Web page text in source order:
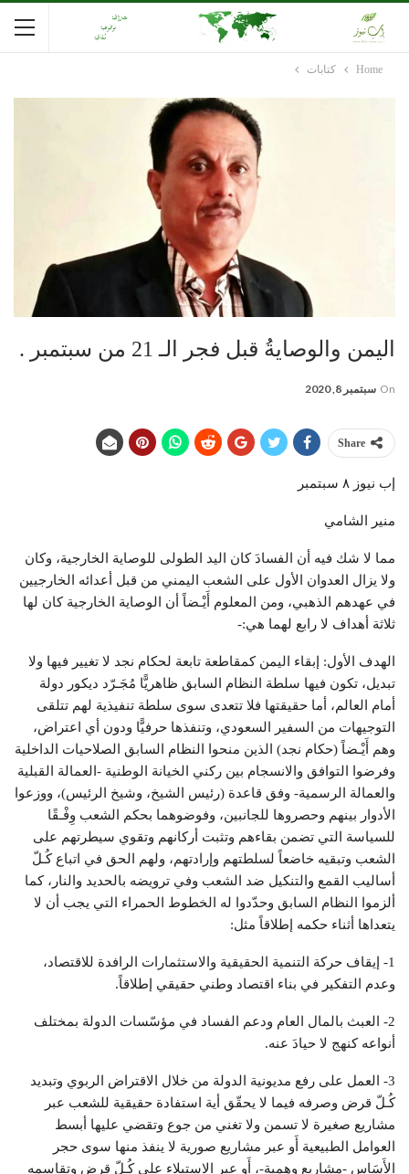
Home كتابات
اليمن والوصايةُ قبل فجر الـ 21 من سبتمبر .
On سبتمبر 8, 2020
Share
إب نيوز ٨ سبتمبر
منير الشامي
مما لا شك فيه أن الفسادَ كان اليد الطولى للوصاية الخارجية، وكان
ولا يزال العدوان الأول على الشعب اليمني من قبل أعدائه الخارجيين
في عهدهم الذهبي، ومن المعلوم أَيْـضاً أن الوصاية الخارجية كان لها
ثلاثة أهداف لا رابع لهما هي:-
الهدف الأول: إبقاء اليمن كمقاطعة تابعة لحكام نجد لا تغيير فيها ولا
تبديل، تكون فيها سلطة النظام السابق ظاهريًّا مُجَـرّد ديكور دولة
أمام العالم، أما حقيقتها فلا تتعدى سوى سلطة تنفيذية لهم تتلقى
التوجيهات من السفير السعودي، وتنفذها حرفيًّا ودون أي اعتراض،
وهم أَيْـضاً (حكام نجد) الذين منحوا النظام السابق الصلاحيات الداخلية
وفرضوا التوافق والانسجام بين ركني الخيانة الوطنية -العمالة القبلية
والعمالة الرسمية- وفق قاعدة (رئيس الشيخ، وشيخ الرئيس)، ووزعوا
الأدوار بينهم وحصروها للجانبين، وفوضوهما بحكم الشعب وِفْـقًا
للسياسة التي تضمن بقاءهم وتثبت أركانهم وتقوي سيطرتهم على
الشعب وتبقيه خاضعاً لسلطتهم وإرادتهم، ولهم الحق في اتباع كُـلّ
أساليب القمع والتنكيل ضد الشعب وفي ترويضه بالحديد والنار، كما
ألزموا النظام السابق وحدّدوا له الخطوط الحمراء التي يجب أن لا
يتعداها أثناء حكمه إطلاقاً مثل:
1- إيقاف حركة التنمية الحقيقية والاستثمارات الرافدة للاقتصاد،
وعدم التفكير في بناء اقتصاد وطني حقيقي إطلاقاً.
2- العبث بالمال العام ودعم الفساد في مؤسّسات الدولة بمختلف
أنواعه كنهج لا حيادَ عنه.
3- العمل على رفع مديونية الدولة من خلال الاقتراض الربوي وتبديد
كُـلّ قرض وصرفه فيما لا يحقّق أية استفادة حقيقية للشعب عبر
مشاريع صغيرة لا تسمن ولا تغني من جوع وتقضي عليها أبسط
العوامل الطبيعية أَو عبر مشاريع صورية لا ينفذ منها سوى حجر
الأَسَاس -مشاريع وهمية-، أَو عبر الاستيلاء على كُـلّ قرض وتقاسمه